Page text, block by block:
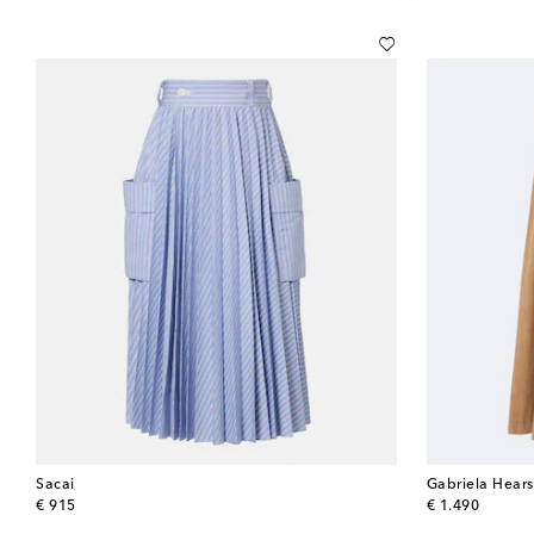
Sacai
€ 915
original price
Gabriela
€ 1.490
original price